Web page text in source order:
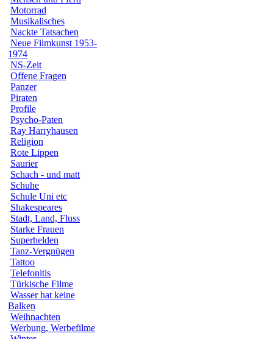
Motorrad
Musikalisches
Nackte Tatsachen
Neue Filmkunst 1953-
1974
NS-Zeit
Offene Fragen
Panzer
Piraten
Profile
Psycho-Paten
Ray Harryhausen
Religion
Rote Lippen
Saurier
Schach - und matt
Schuhe
Schule Uni etc
Shakespeares
Stadt, Land, Fluss
Starke Frauen
Superhelden
Tanz-Vergnügen
Tattoo
Telefonitis
Türkische Filme
Wasser hat keine
Balken
Weihnachten
Werbung, Werbefilme